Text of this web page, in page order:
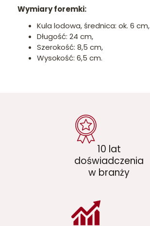
Wymiary foremki:
Kula lodowa, średnica: ok. 6 cm,
Długość: 24 cm,
Szerokość: 8,5 cm,
Wysokość: 6,5 cm.
10 lat
doświadczenia
w branży